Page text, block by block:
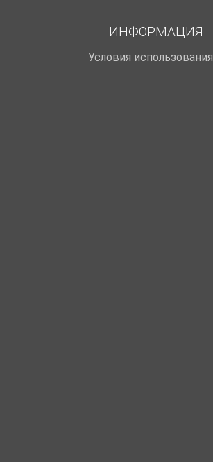
ИНФОРМАЦИЯ
Условия использования